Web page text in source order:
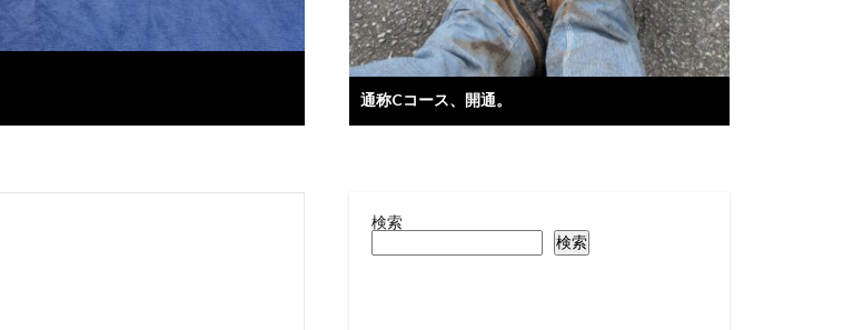
通称Cコース、開通。
検索
検索